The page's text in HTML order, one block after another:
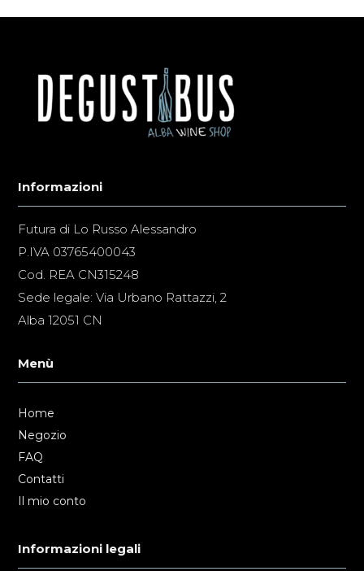
Informazioni
Futura di Lo Russo Alessandro
P.IVA 03765400043
Cod. REA CN315248
Sede legale: Via Urbano Rattazzi, 2
Alba 12051 CN
Menù
Home
Negozio
FAQ
Contatti
Il mio conto
Informazioni legali